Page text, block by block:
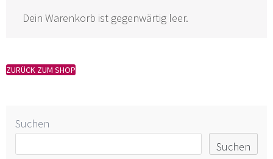
Dein Warenkorb ist gegenwärtig leer.
ZURÜCK ZUM SHOP
Suchen
Suchen